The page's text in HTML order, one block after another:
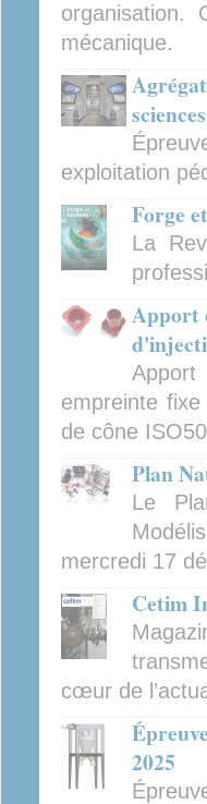
organisation.
mécanique.
exploitation
Forge
La
Apport
empreinte
de cône
Plan
Le
mercredi 17
Cetim
cœur de
2025